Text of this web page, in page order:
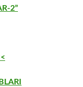
2”